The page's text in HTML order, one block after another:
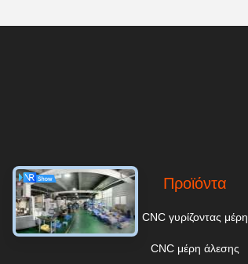
Προϊόντα
CNC γυρίζοντας μέρη
CNC μέρη άλεσης